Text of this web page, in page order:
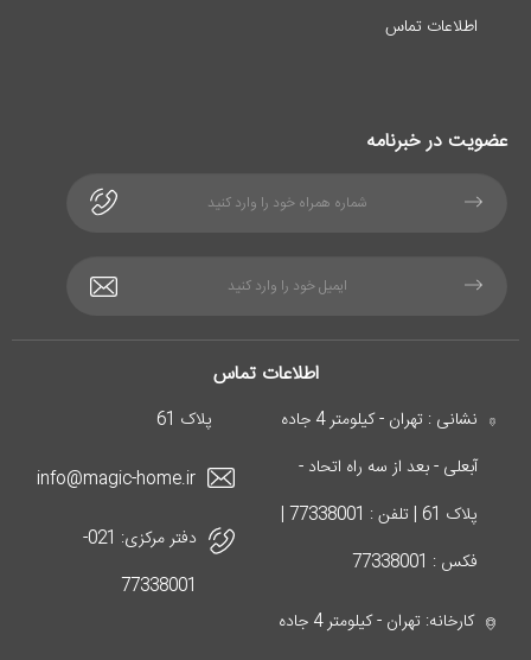
اطلاعات تماس
عضویت در خبرنامه
اطلاعات تماس
نشانی : تهران - کیلومتر 4 جاده
آبعلی - بعد از سه راه اتحاد -
پلاک 61 | تلفن : 77338001 |
فکس : 77338001
کارخانه: تهران - کیلومتر 4 جاده
پلاک 61
info@magic-home.ir
دفتر مرکزی:
021-
77338001